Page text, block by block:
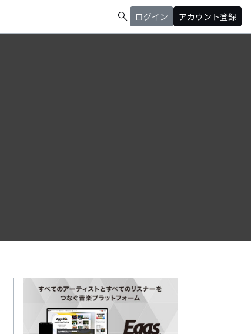
search ログイン アカウント登録